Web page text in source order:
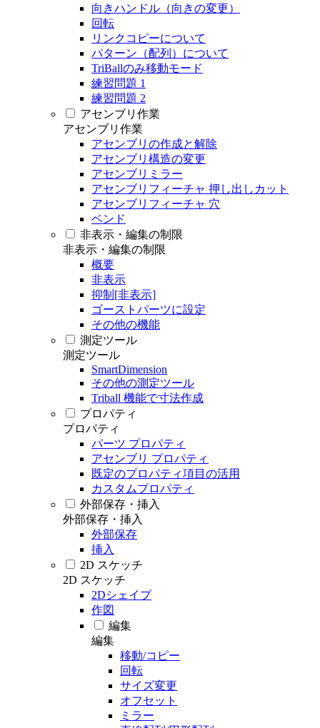
向きハンドル（向きの変更）
回転
リンクコピーについて
パターン（配列）について
TriBallのみ移動モード
練習問題 1
練習問題 2
アセンブリ作業
アセンブリ作業
アセンブリの作成と解除
アセンブリ構造の変更
アセンブリミラー
アセンブリフィーチャ 押し出しカット
アセンブリフィーチャ 穴
ベンド
非表示・編集の制限
非表示・編集の制限
概要
非表示
抑制[非表示]
ゴーストパーツに設定
その他の機能
測定ツール
測定ツール
SmartDimension
その他の測定ツール
Triball 機能で寸法作成
プロパティ
プロパティ
パーツ プロパティ
アセンブリ プロパティ
既定のプロパティ項目の活用
カスタムプロパティ
外部保存・挿入
外部保存・挿入
外部保存
挿入
2D スケッチ
2D スケッチ
2Dシェイプ
作図
編集
編集
移動/コピー
回転
サイズ変更
オフセット
ミラー